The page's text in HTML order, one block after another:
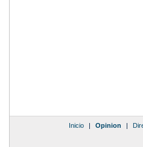
Inicio | Opinion |